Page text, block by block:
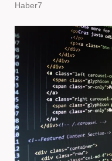
Haber7